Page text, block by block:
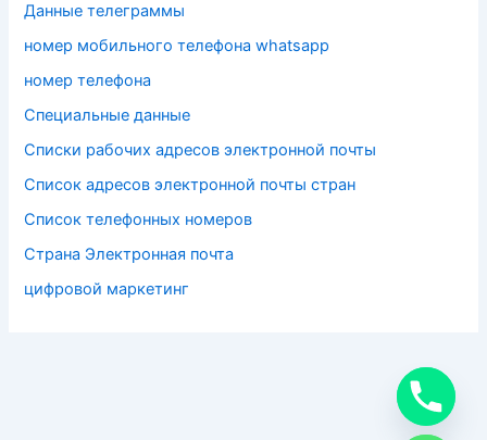
Данные телеграммы
номер мобильного телефона whatsapp
номер телефона
Специальные данные
Списки рабочих адресов электронной почты
Список адресов электронной почты стран
Список телефонных номеров
Страна Электронная почта
цифровой маркетинг